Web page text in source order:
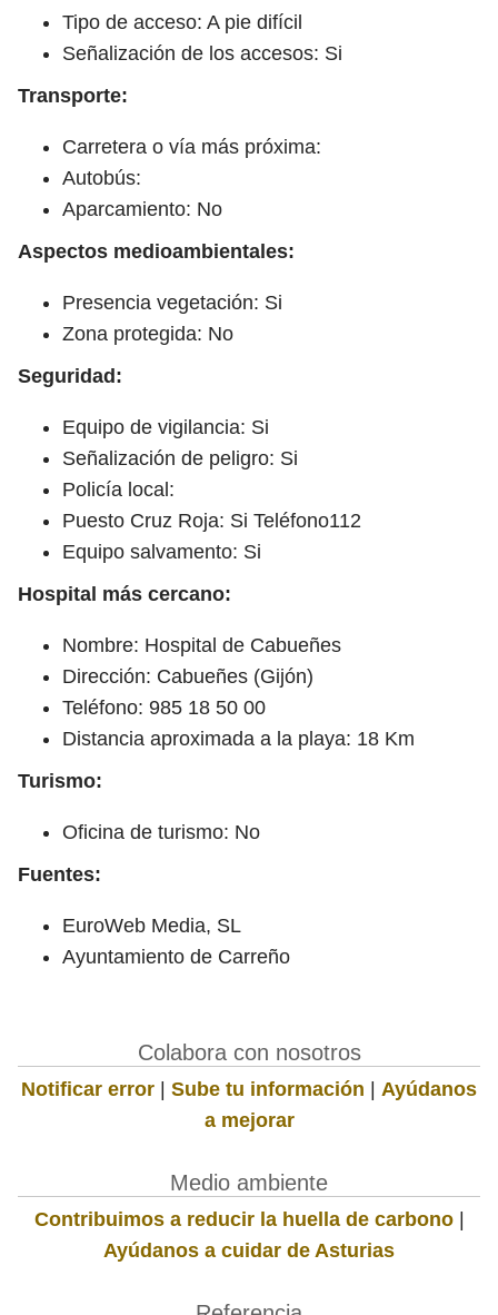
Tipo de acceso: A pie difícil
Señalización de los accesos: Si
Transporte:
Carretera o vía más próxima:
Autobús:
Aparcamiento: No
Aspectos medioambientales:
Presencia vegetación: Si
Zona protegida: No
Seguridad:
Equipo de vigilancia: Si
Señalización de peligro: Si
Policía local:
Puesto Cruz Roja: Si Teléfono112
Equipo salvamento: Si
Hospital más cercano:
Nombre: Hospital de Cabueñes
Dirección: Cabueñes (Gijón)
Teléfono: 985 18 50 00
Distancia aproximada a la playa: 18 Km
Turismo:
Oficina de turismo: No
Fuentes:
EuroWeb Media, SL
Ayuntamiento de Carreño
Colabora con nosotros
Notificar error | Sube tu información | Ayúdanos
a mejorar
Medio ambiente
Contribuimos a reducir la huella de carbono|
Ayúdanos a cuidar de Asturias